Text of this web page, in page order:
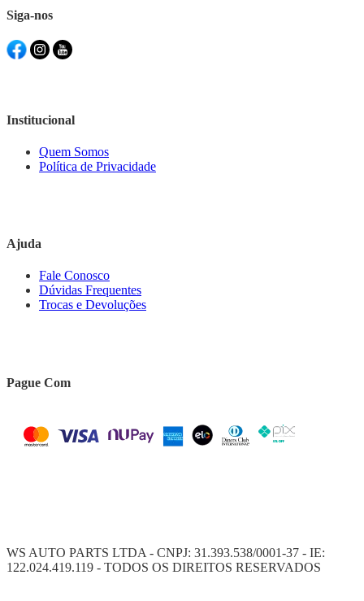
Siga-nos
Institucional
Quem Somos
Política de Privacidade
Ajuda
Fale Conosco
Dúvidas Frequentes
Trocas e Devoluções
Pague Com
WS AUTO PARTS LTDA - CNPJ: 31.393.538/0001-37 - IE:
122.024.419.119 - TODOS OS DIREITOS RESERVADOS